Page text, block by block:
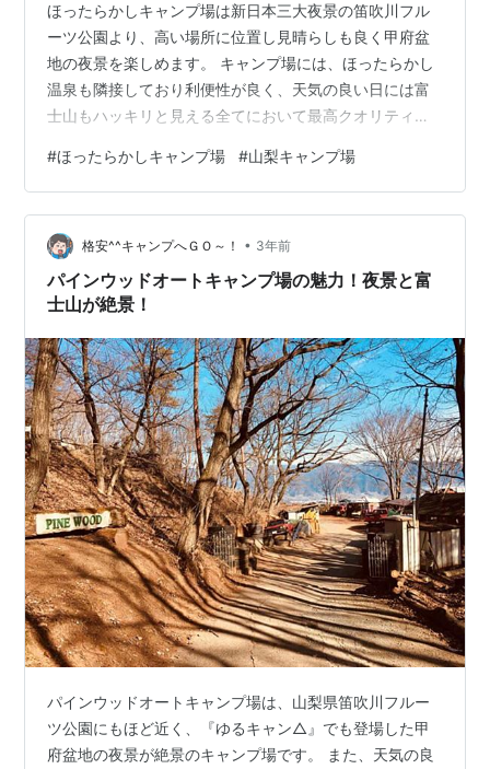
ほったらかしキャンプ場は新日本三大夜景の笛吹川フル
ーツ公園より、高い場所に位置し見晴らしも良く甲府盆
地の夜景を楽しめます。 キャンプ場には、ほったらかし
温泉も隣接しており利便性が良く、天気の良い日には富
士山もハッキリと見える全てにおいて最高クオリティの
ったらかしキャンプ場【基本情報】 ほったらかしキャン
プ場【サイト状況】 ダイノジサイト ハナレサイト（上2
段）＆ぼっちサイト（下2段サイト） 区画サイト デッキ
サイト 横浜サイト 頂上サイト ほったらかしキャンプ場
【利用料金】 サイト利用料金 サイト宿泊料金 ほったら
かしキャンプ場【設備】 ハ…
#ほったらかしキャンプ場 #山梨キャンプ場
格安^^キャンプへＧＯ～！ • 3年前
パインウッドオートキャンプ場の魅力！夜景と富
士山が絶景！
パインウッドオートキャンプ場は、山梨県笛吹川フルー
ツ公園にもほど近く、『ゆるキャン△』でも登場した甲
府盆地の夜景が絶景のキャンプ場です。 また、天気の良